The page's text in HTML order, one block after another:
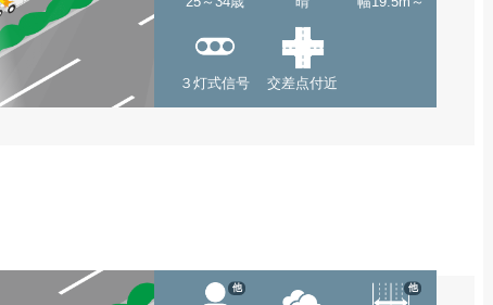
３灯式信号 交差点付近
他 他